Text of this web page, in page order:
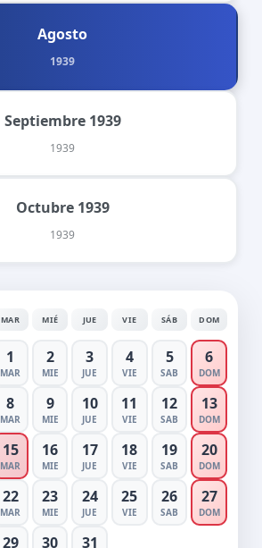
Agosto
1939
Septiembre 1939
1939
Octubre 1939
1939
MAR MIÉ JUE VIE SÁB DOM
1
MAR
2
MIE
3
JUE
4
VIE
5
SAB
6
DOM
8
MAR
9
MIE
10
JUE
11
VIE
12
SAB
13
DOM
15
MAR
16
MIE
17
JUE
18
VIE
19
SAB
20
DOM
22
MAR
23
MIE
24
JUE
25
VIE
26
SAB
27
DOM
29 30 31